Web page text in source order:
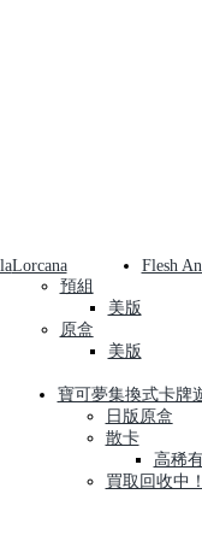
Lorcana
預組
美版
原盒
美版
Flesh
寶可夢集換式卡牌
日版原盒
散卡
高稀
買取回收中